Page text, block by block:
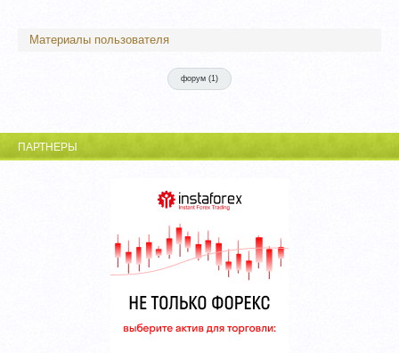
Материалы пользователя
форум (1)
ПАРТНЕРЫ